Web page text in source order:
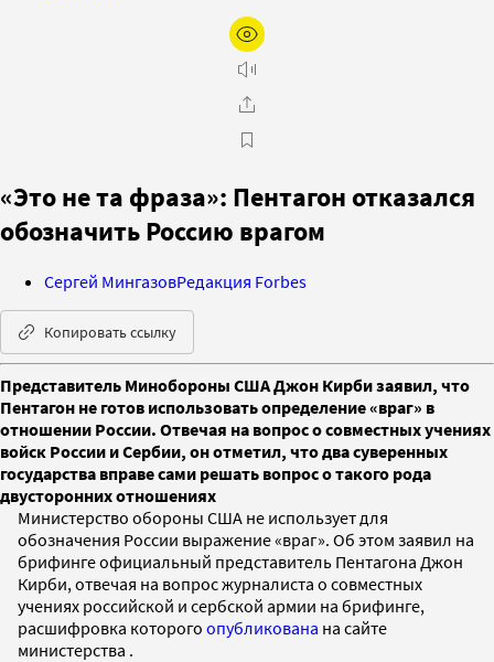
«Это не та фраза»: Пентагон отказался
обозначить Россию врагом
Сергей МингазовРедакция Forbes
Копировать ссылку
Представитель Минобороны США Джон Кирби заявил, что
Пентагон не готов использовать определение «враг» в
отношении России. Отвечая на вопрос о совместных учениях
войск России и Сербии, он отметил, что два суверенных
государства вправе сами решать вопрос о такого рода
двусторонних отношениях
Министерство обороны США не использует для
обозначения России выражение «враг». Об этом заявил на
брифинге официальный представитель Пентагона Джон
Кирби, отвечая на вопрос журналиста о совместных
учениях российской и сербской армии на брифинге,
расшифровка которого опубликована на сайте
министерства .